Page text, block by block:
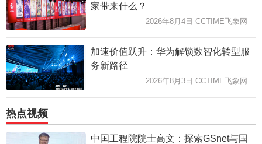
家带来什么？
2026年8月4日 CCTIME飞象网
加速价值跃升：华为解锁数智化转型服
务新路径
2026年8月3日 CCTIME飞象网
热点视频
中国工程院院士高文：探索GSnet与国